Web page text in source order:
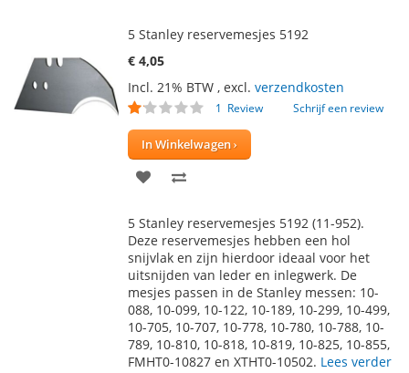
5 Stanley reservemesjes 5192
€ 4,05
Incl. 21% BTW , excl. verzendkosten
Waardering:
1 Review Schrijf een review
In Winkelwagen
VOEG
AAN
VERLANGLIJST
TE
VERGELIJKEN
5 Stanley reservemesjes 5192 (11-952).
Deze reservemesjes hebben een hol
snijvlak en zijn hierdoor ideaal voor het
uitsnijden van leder en inlegwerk. De
mesjes passen in de Stanley messen: 10-
088, 10-099, 10-122, 10-189, 10-299, 10-499,
10-705, 10-707, 10-778, 10-780, 10-788, 10-
789, 10-810, 10-818, 10-819, 10-825, 10-855,
FMHT0-10827 en XTHT0-10502. Lees verder